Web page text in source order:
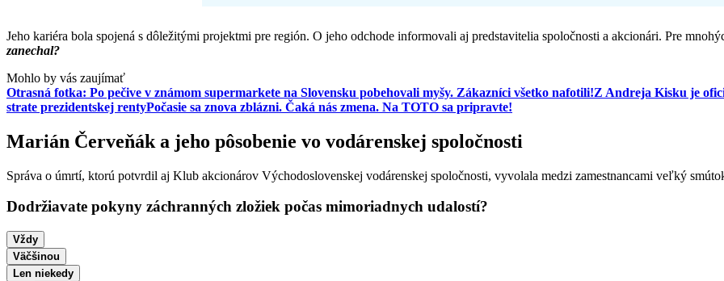
Jeho kariéra bola spojená s dôležitými projektmi pre región. O jeho odchode informovali aj predstavitelia spoločnosti a akcionári. Pre
zanechal?
Mohlo by vás zaujímať
Otrasná fotka: Po pečive v známom supermarkete na Slovensku pobehovali myšy. Zákazníci všetko nafotili!Z Andreja Kisku je
strate prezidentskej rentyPočasie sa znova zblázni. Čaká nás zmena. Na TOTO sa pripravte!
Marián Červeňák a jeho pôsobenie vo vodárenskej spoločnosti
Správa o úmrtí, ktorú potvrdil aj Klub akcionárov Východoslovenskej vodárenskej spoločnosti, vyvolala medzi zamestnancami veľký
Dodržiavate pokyny záchranných zložiek počas mimoriadnych udalostí?
Vždy
Väčšinou
Len niekedy